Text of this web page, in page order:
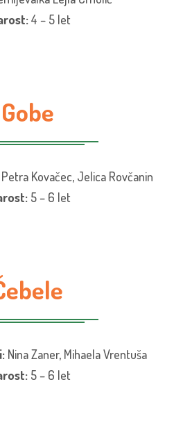
4 – 5 let
Gobe
Petra Kovačec, Jelica Rovčanin
5 – 6 let
Nina Zaner, Mihaela Vrentuša
5 – 6 let